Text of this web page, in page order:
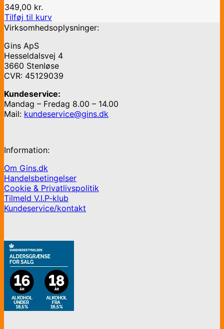
349,00 kr.
Tilføj til kurv
Virksomhedsoplysninger:
Gins ApS
Hesseldalsvej 4
3660 Stenløse
CVR: 45129039
Kundeservice:
Mandag – Fredag 8.00 – 14.00
Mail: kundeservice@gins.dk
Information:
Om Gins.dk
Handelsbetingelser
Cookie & Privatlivspolitik
Tilmeld V.I.P-klub
Kundeservice/kontakt